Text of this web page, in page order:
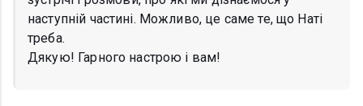
наступній частині. Можливо, це саме те, що Наті
треба.
Дякую! Гарного настрою і вам!